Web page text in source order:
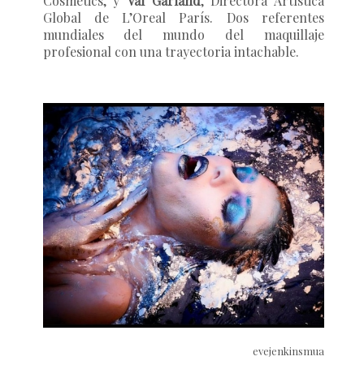
Global de L’Oreal París. Dos referentes
mundiales del mundo del maquillaje
profesional con una trayectoria intachable.
evejenkinsmua